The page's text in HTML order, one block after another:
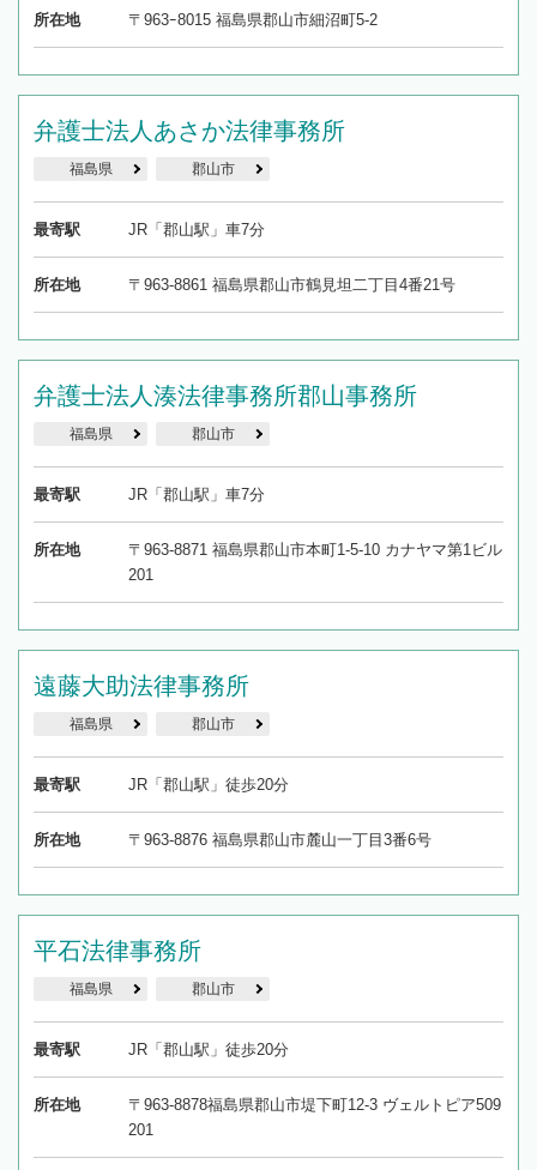
所在地 〒963ｰ8015 福島県郡山市細沼町5-2
弁護士法人あさか法律事務所
福島県 郡山市
最寄駅 JR「郡山駅」車7分
所在地 〒963-8861 福島県郡山市鶴見坦二丁目4番21号
弁護士法人湊法律事務所郡山事務所
福島県 郡山市
最寄駅 JR「郡山駅」車7分
所在地
〒963-8871 福島県郡山市本町1-5-10 カナヤマ第1ビル
201
遠藤大助法律事務所
福島県 郡山市
最寄駅 JR「郡山駅」徒歩20分
所在地 〒963-8876 福島県郡山市麓山一丁目3番6号
平石法律事務所
福島県 郡山市
最寄駅 JR「郡山駅」徒歩20分
所在地
〒963-8878福島県郡山市堤下町12-3 ヴェルトピア509
201